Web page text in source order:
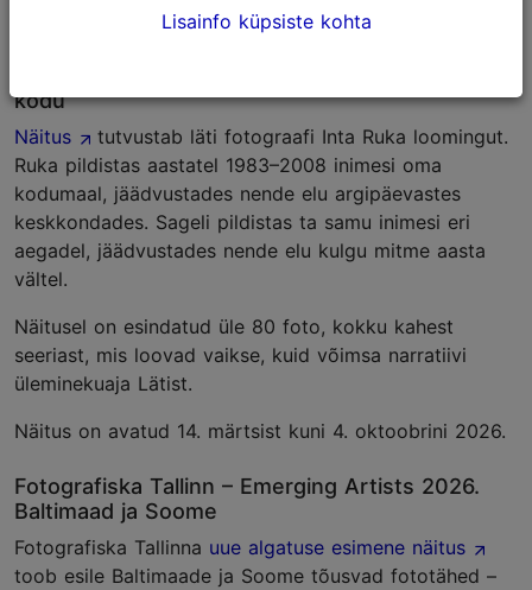
Näitus on avatud 6. maist kuni 13. septembrini 2026.
kodu
Näitus
tutvustab läti fotograafi Inta Ruka loomingut.
Ruka pildistas aastatel 1983–2008 inimesi oma
kodumaal, jäädvustades nende elu argipäevastes
keskkondades. Sageli pildistas ta samu inimesi eri
aegadel, jäädvustades nende elu kulgu mitme aasta
vältel.
Näitusel on esindatud üle 80 foto, kokku kahest
seeriast, mis loovad vaikse, kuid võimsa narratiivi
üleminekuaja Lätist.
Näitus on avatud 14. märtsist kuni 4. oktoobrini 2026.
Fotografiska Tallinn – Emerging Artists 2026.
Baltimaad ja Soome
Fotografiska Tallinna uue algatuse esimene näitus
toob esile Baltimaade ja Soome tõusvad fototähed –
Lisainfo küpsiste kohta